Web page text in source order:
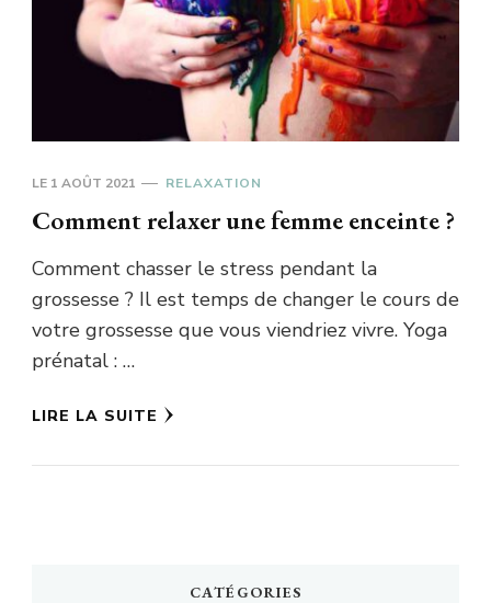
LE 1 AOÛT 2021 RELAXATION
Comment relaxer une femme enceinte ?
Comment chasser le stress pendant la
grossesse ? Il est temps de changer le cours de
votre grossesse que vous viendriez vivre. Yoga
prénatal : …
LIRE LA SUITE
CATÉGORIES